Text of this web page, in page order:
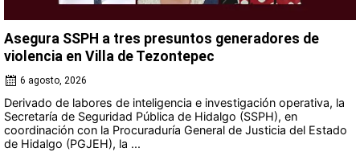
Asegura SSPH a tres presuntos generadores de
violencia en Villa de Tezontepec
6 agosto, 2026
Derivado de labores de inteligencia e investigación operativa, la
Secretaría de Seguridad Pública de Hidalgo (SSPH), en
coordinación con la Procuraduría General de Justicia del Estado
de Hidalgo (PGJEH), la ...